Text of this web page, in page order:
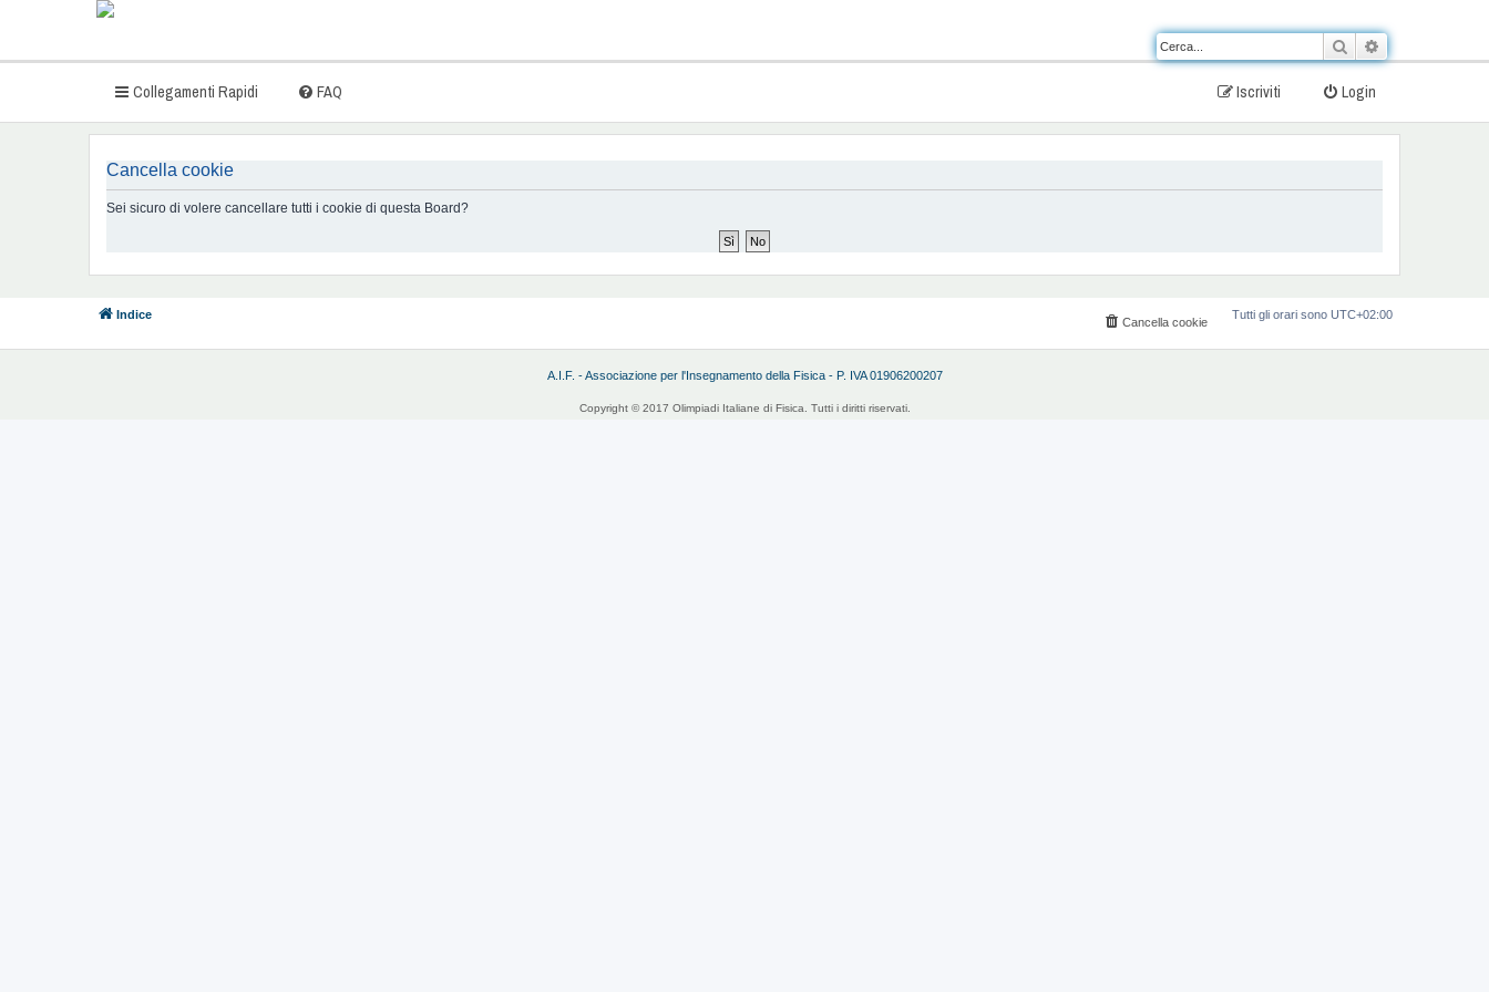
Cerca
Collegamenti Rapidi FAQ Login
Iscriviti
Cancella cookie
Sei sicuro di volere cancellare tutti i cookie di questa Board?
Indice Tutti gli orari sono UTC+02:00
Cancella cookie
A.I.F. - Associazione per l'Insegnamento della Fisica - P. IVA 01906200207
Copyright © 2017 Olimpiadi Italiane di Fisica. Tutti i diritti riservati.